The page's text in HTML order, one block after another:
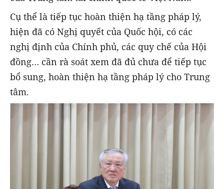
Cụ thể là tiếp tục hoàn thiện hạ tầng pháp lý,
hiện đã có Nghị quyết của Quốc hội, có các
nghị định của Chính phủ, các quy chế của Hội
đồng… cần rà soát xem đã đủ chưa để tiếp tục
bổ sung, hoàn thiện hạ tầng pháp lý cho Trung
tâm.